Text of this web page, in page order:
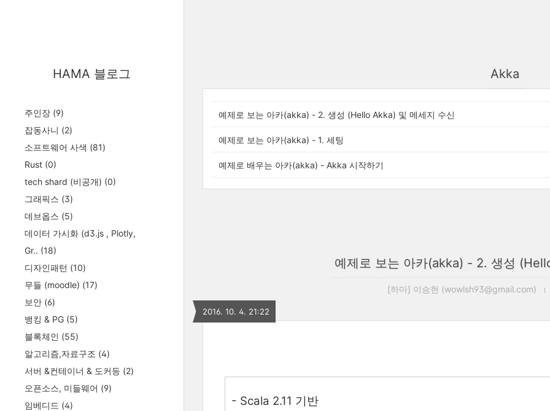
HAMA 블로그
주인장 (9)
잡동사니 (2)
소프트웨어 사색 (81)
Rust (0)
tech shard (비공개) (0)
그래픽스 (3)
데브옵스 (5)
데이터 가시화 (d3.js , Plotly,
Gr.. (18)
디자인패턴 (10)
무들 (moodle) (17)
보안 (6)
뱅킹 & PG (5)
블록체인 (55)
알고리즘,자료구조 (4)
서버 &컨테이너 & 도커등 (2)
오픈소스, 미들웨어 (9)
임베디드 (4)
Akka
예제로 보는 아카(akka) - 2. 생성 (Hello Akka) 및 메세지 수신
예제로 보는 아카(akka) - 1. 세팅
예제로 배우는 아카(akka) - Akka 시작하기
예제로 보는 아카(akka) - 2. 생성
[하마] 이승현 (wowlsh93@gmail.com)
2016. 10. 4. 21:22
- Scala 2.11 기반